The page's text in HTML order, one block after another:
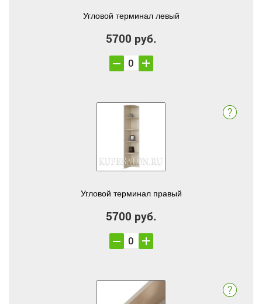
Угловой терминал левый
5700 руб.
Угловой терминал правый
5700 руб.